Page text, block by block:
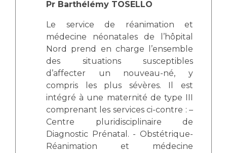
Maladies rares
Maternité Hôpital Nord
Vos représentants
La Commission Des Usagers (CDU)
Plateforme d'Expertise Maladies Rares
Presse / Multimédia
Communiqués de presse
Dossiers de presse
Médiathèque
Fournisseurs
Pr Barthélémy TOSELLO
Le service de réanimation et
médecine néonatales de l’hôpital
Nord prend en charge l’ensemble
des situations susceptibles
d’affecter un nouveau-né, y
compris les plus sévères. Il est
intégré à une maternité de type III
comprenant les services ci-contre : –
Centre pluridisciplinaire de
Diagnostic Prénatal. - Obstétrique-
Réanimation et médecine